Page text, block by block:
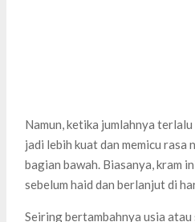
Namun, ketika jumlahnya
jadi lebih kuat dan memicu rasa
bagian bawah. Biasanya, kram
sebelum haid dan berlanjut di
Seiring bertambahnya usia atau